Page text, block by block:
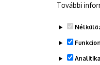
További